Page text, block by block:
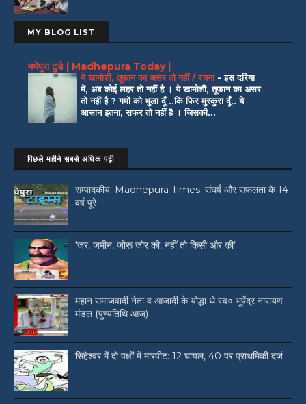
MY BLOG LIST
मधेपुरा टुडे | Madhepura Today |
ये खामोशी, तूफान का असर तो नहीं / रचना -इस दरिया
में, अब कोई लहर तो नहीं है । ये खामोशी, तूफान का असर
तो नहीं है ? गमों को भुला दूँ ..कि फिर मुस्कुरा दूँ.. ये
आसान इतना, सफर तो नहीं है । जिसकी...
पिछले महीने सबसे अधिक पढ़ी
सम्पादकीय: Madhepura Times: संघर्ष और सफलता के 14
वर्ष पूरे
‘जर, जमीन, जोरू जोर की, नहीं तो किसी और की’
महान समाजवादी नेता व आजादी के योद्धा थे स्व० भूपेंद्र नारायण
मंडल (पुण्यतिथि आज)
सिंहेश्वर में दो पक्षों में मारपीट: 12 घायल, 40 पर प्राथमिकी दर्ज